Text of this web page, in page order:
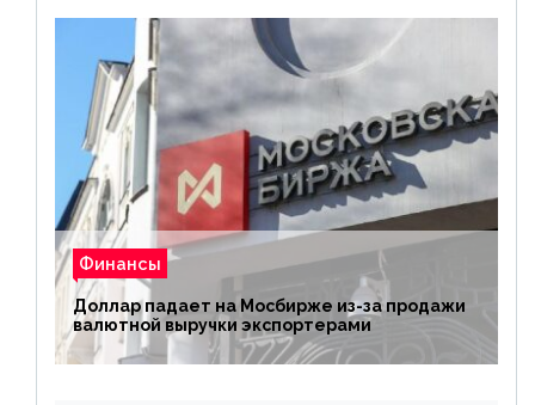
Финансы
Доллар падает на Мосбирже из-за продажи
валютной выручки экспортерами